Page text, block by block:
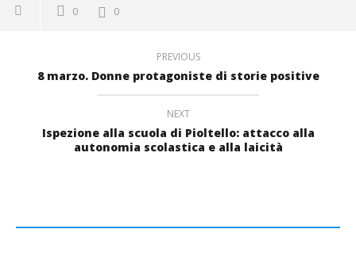
0 0
PREVIOUS
8 marzo. Donne protagoniste di storie positive
NEXT
Ispezione alla scuola di Pioltello: attacco alla
autonomia scolastica e alla laicità